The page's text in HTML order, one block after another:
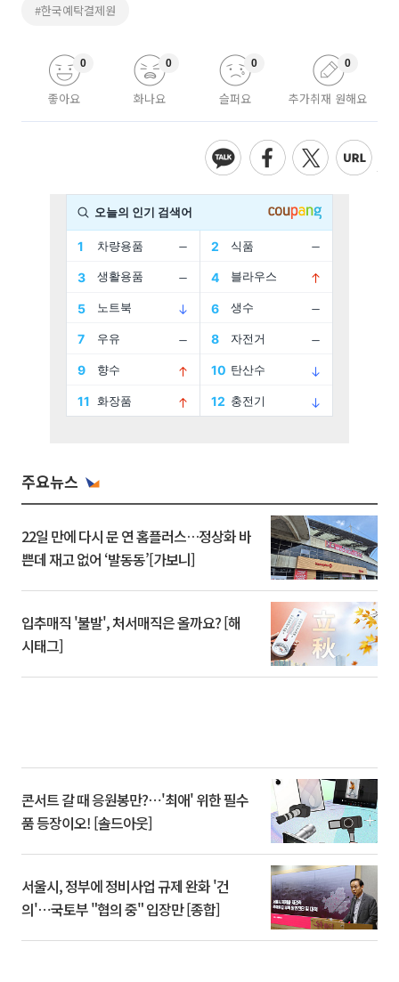
#한국예탁결제원
좋아요
0
화나요
0
슬퍼요
0
추가취재 원해요
0
주요뉴스
22일 만에 다시 문 연 홈플러스…정상화 바
쁜데 재고 없어 ‘발동동’[가보니]
입추매직 '불발', 처서매직은 올까요? [해
시태그]
콘서트 갈 때 응원봉만?⋯'최애' 위한 필수
품 등장이오! [솔드아웃]
서울시, 정부에 정비사업 규제 완화 '건
의'⋯국토부 "협의 중" 입장만 [종합]